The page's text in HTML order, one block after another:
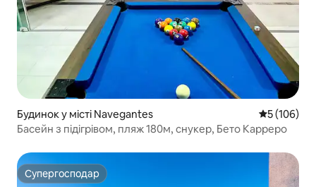
Будинок у місті Navegantes Середня
5 (106)
Басейн з підігрівом, пляж 180м, снукер, Бето Карреро
Супергосподар
Супергосподар